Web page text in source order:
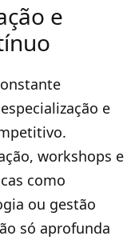
e
e
workshops e
como
ou gestão
só aprofunda